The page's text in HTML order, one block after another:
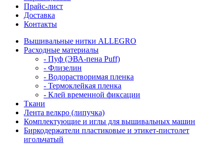
Прайс-лист
Доставка
Контакты
Вышивальные нитки ALLEGRO
Расходные материалы
- Пуф (ЭВА-пена Puff)
- Флизелин
- Водорастворимая пленка
- Термоклейкая пленка
- Клей временной фиксации
Ткани
Лента велкро (липучка)
Комплектующие и иглы для вышивальных машин
Биркодержатели пластиковые и этикет-пистолет
игольчатый